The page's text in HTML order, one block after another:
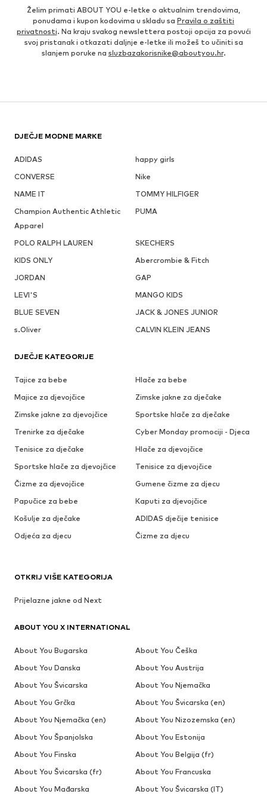
Želim primati ABOUT YOU e-letke o aktualnim trendovima,
ponudama i kupon kodovima u skladu sa Pravila o zaštiti
privatnosti. Na kraju svakog newslettera postoji opcija za povući
svoj pristanak i otkazati daljnje e-letke ili možeš to učiniti sa
slanjem poruke na sluzbazakorisnike@aboutyou.hr.
DJEČJE MODNE MARKE
ADIDAS
happy girls
CONVERSE
Nike
NAME IT
TOMMY HILFIGER
Champion Authentic Athletic
Apparel
PUMA
POLO RALPH LAUREN
SKECHERS
KIDS ONLY
Abercrombie & Fitch
JORDAN
GAP
LEVI'S
MANGO KIDS
BLUE SEVEN
JACK & JONES JUNIOR
s.Oliver
CALVIN KLEIN JEANS
DJEČJE KATEGORIJE
Tajice za bebe
Hlače za bebe
Majice za djevojčice
Zimske jakne za dječake
Zimske jakne za djevojčice
Sportske hlače za dječake
Trenirke za dječake
Cyber Monday promociji - Djeca
Tenisice za dječake
Hlače za djevojčice
Sportske hlače za djevojčice
Tenisice za djevojčice
Čizme za djevojčice
Gumene čizme za djecu
Papučice za bebe
Kaputi za djevojčice
Košulje za dječake
ADIDAS dječije tenisice
Odjeća za djecu
Čizme za djecu
OTKRIJ VIŠE KATEGORIJA
Prijelazne jakne od Next
ABOUT YOU X INTERNATIONAL
About You Bugarska
About You Češka
About You Danska
About You Austrija
About You Švicarska
About You Njemačka
About You Grčka
About You Švicarska (en)
About You Njemačka (en)
About You Nizozemska (en)
About You Španjolska
About You Estonija
About You Finska
About You Belgija (fr)
About You Švicarska (fr)
About You Francuska
About You Mađarska
About You Švicarska (IT)